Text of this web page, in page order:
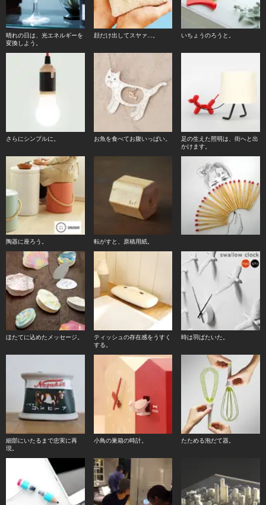
晴れの日は、光エネルギーを
変換しよう。
顔だけ出してスヤァ...。 いちょうのろうと。
さらにシンプルに。 お魚を食べてお腹いっぱい。
足の生えた照明は、街へと出
かけます。
陶器に座ろう。 転がすと、原稿用紙。
ほたてに込めたメッセージ。
ティッシュの存在感をうすく
する。
時は羽ばたいた。
細部にいたるまで忠実に再
現。
小鳥の巣箱の時計。 たためる泡だて器。